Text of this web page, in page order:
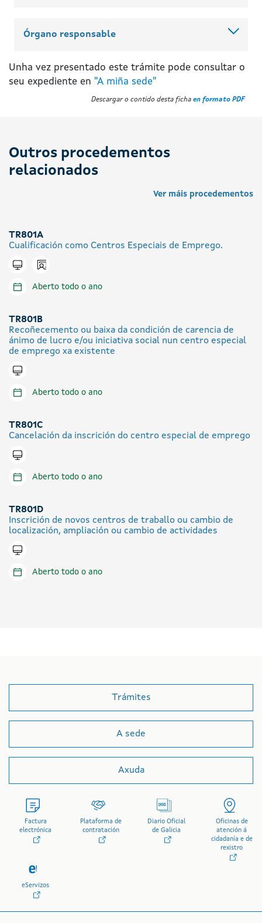
Órgano responsable
Unha vez presentado este trámite pode consultar o
seu expediente en "A miña sede"
Descargar o contido desta ficha en formato PDF
Outros procedementos
relacionados
Ver máis procedementos
TR801A
Cualificación como Centros Especiais de Emprego.
Tramitar en liña
Icono presencial
Aberto todo o ano
TR801B
Recoñecemento ou baixa da condición de carencia de
ánimo de lucro e/ou iniciativa social nun centro especial
de emprego xa existente
Tramitar en liña
Aberto todo o ano
TR801C
Cancelación da inscrición do centro especial de emprego
Tramitar en liña
Aberto todo o ano
TR801D
Inscrición de novos centros de traballo ou cambio de
localización, ampliación ou cambio de actividades
Tramitar en liña
Aberto todo o ano
Trámites
A sede
Axuda
Factura
electrónica
Plataforma de
contratación
Diario Oficial
de Galicia
Oficinas de
atención á
cidadanía e de
rexistro
eServizos